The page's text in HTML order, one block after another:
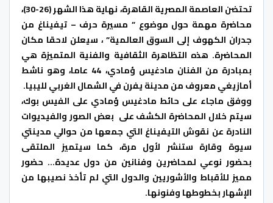
تحتضن العاصمة المصرية القاهرة، نهاية هذا الشهر (26-30)،
محاضرة مهمة حول موضوع ” مسيرة حرف – تيفيناغ من
جدران الكهوف إلى السوق العالمية” ، سيعلن لاحقا مكان
المحاضرة. هذه التظاهرة الثقافية والفنية المتميزة هي
بمبادرة من الفنان مادغيس ؤمادي، 44 عاما، وهو ناشط
أمازيغي معروف من مدينة يفرن في الشمال الغربي لليبيا.
ووفق ماجاء على حائط مادغيس ؤمادي على الفيس بوك،
سيتم خلال المحاضرة الكشف على بعض الصور والفيديوات
النادرة عن نقوش التيفيناغ التي جمعها من حوالي مدينتي
سيوة وقارة ستنشر لأول مرة، كما سيتميز الملتقى
بحضور نوعي لمحاضرين وفنانين من دول عديدة… حضور
مميز للأقباط والأشوريين والدول التي لم تأخذ نصيبها من
الإشهار بخطوطها وفنونها.